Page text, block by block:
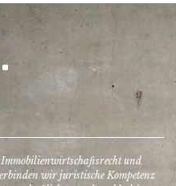
und
wir juristische Kompetenz